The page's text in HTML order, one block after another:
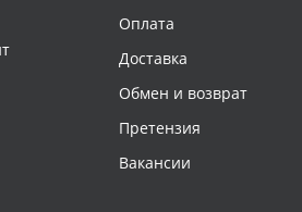
Оплата
Доставка
Обмен и возврат
Претензия
Вакансии